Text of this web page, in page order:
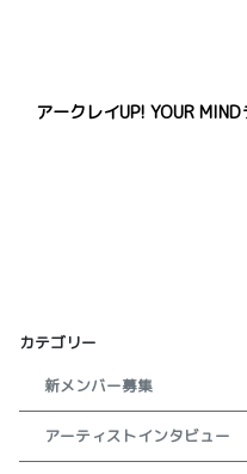
アークレイUP! YOUR
カテゴリー
新メンバー募集
アーティストインタビュー